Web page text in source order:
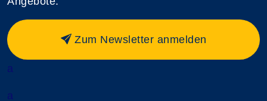
Zum Newsletter anmelden
a
a